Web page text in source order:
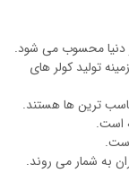
دنیا محسوب می ‌شود.
فعالیت در زمینه تولید کولر های
ترین ها هستند.
است.
به شمار می روند.